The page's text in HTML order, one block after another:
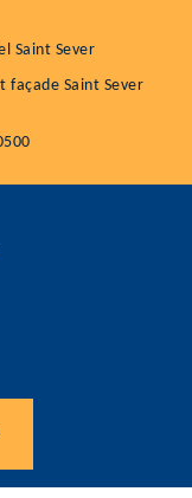
Saint Sever
façade Saint Sever
ET-GOURBY